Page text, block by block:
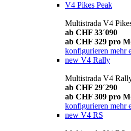
V4 Pikes Peak
Multistrada V4
ab CHF 33´090
ab CHF 329 pro
konfigurieren mehr
new V4 Rally
Multistrada V4
ab CHF 29´290
ab CHF 309 pro
konfigurieren mehr
new V4 RS